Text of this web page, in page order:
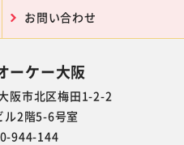
お問い合わせ
ーケー大阪
阪市北区梅田1-2-2
ル2階5-6号室
944-144